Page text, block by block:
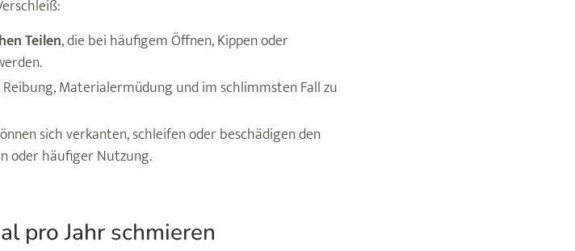
Teilen, die bei häufigem Öffnen, Kippen oder
Materialermüdung und im schlimmsten Fall zu
sich verkanten, schleifen oder beschädigen den
oder häufiger Nutzung.
pro Jahr schmieren